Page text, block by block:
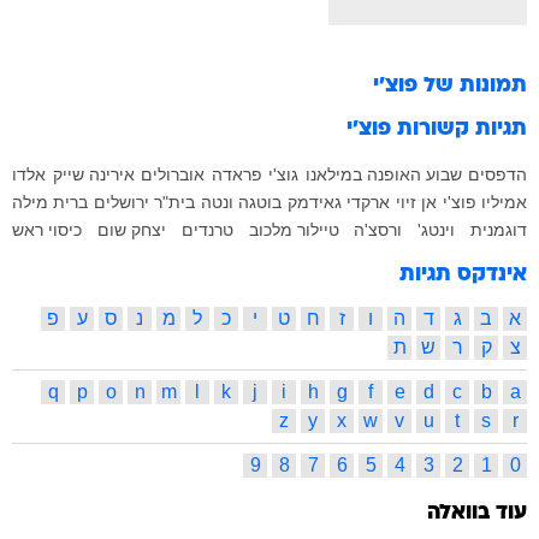
תמונות של פוצ'י
תגיות קשורות פוצ'י
הדפסים שבוע האופנה במילאנו גוצ'י פראדה אוברולים אירינה שייק אלדו
אמיליו פוצ'י אן זיוי ארקדי גאידמק בוטגה ונטה בית"ר ירושלים ברית מילה
דוגמנית
וינטג' ורסצ'ה טיילור מלכוב טרנדים יצחק שום כיסוי ראש
אינדקס תגיות
א ב ג ד ה ו ז ח ט י כ ל מ נ ס ע
פ
צ
ק ר ש ת
a
b
c
d
e
f
g
h
i
j
k
m
n
o
p
q
r
s
t
u
v
w
x
y
z
0
1
2
3
4
5
6
7
8
9
עוד בוואלה